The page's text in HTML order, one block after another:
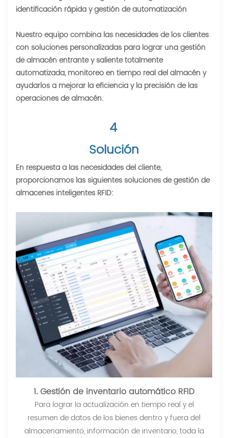
identificación rápida y gestión de automatización
Nuestro equipo combina las necesidades de los clientes
con soluciones personalizadas para lograr una gestión
de almacén entrante y saliente totalmente
automatizada, monitoreo en tiempo real del almacén y
ayudarlos a mejorar la eficiencia y la precisión de las
operaciones de almacén.
4
Solución
En respuesta a las necesidades del cliente,
proporcionamos las siguientes soluciones de gestión de
almacenes inteligentes RFID:
1. Gestión de inventario automático RFID
Para lograr la actualización en tiempo real y el
resumen de datos de los bienes dentro y fuera del
almacenamiento, información de inventario, toda la